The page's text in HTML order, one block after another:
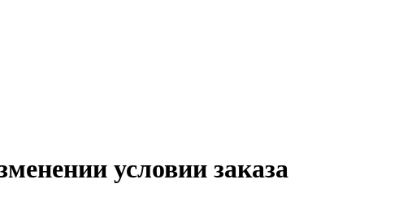
условии заказа